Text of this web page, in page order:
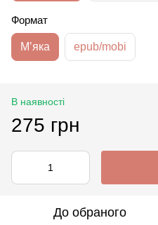
Формат
Мʼяка epub/mobi
В наявності
275 грн
До обраного